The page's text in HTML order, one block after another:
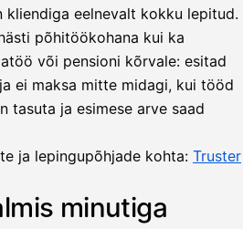
eelnevalt kokku lepitud.
põhitöökohana kui ka
või pensioni kõrvale: esitad
ei maksa mitte midagi, kui tööd
tasuta ja esimese arve saad
ja lepingupõhjade kohta: Truster
minutiga